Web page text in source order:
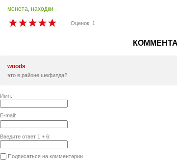
монета, находки
Оценок: 1
woods
это в районе шефилда?
Имя:
E-mail:
Введите ответ 1 + 6:
Подписаться на комментарии